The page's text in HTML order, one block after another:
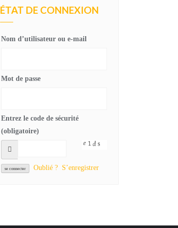
ÉTAT DE CONNEXION
Nom d’utilisateur ou e-mail
Mot de passe
Entrez le code de sécurité
(obligatoire)
Oublié ? S’enregistrer